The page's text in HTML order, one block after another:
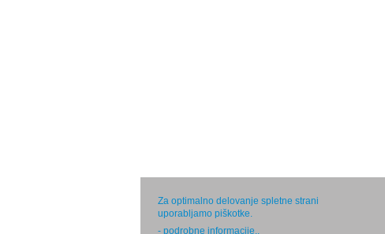
Za optimalno delovanje spletne strani
uporabljamo piškotke.
- podrobne informacije..